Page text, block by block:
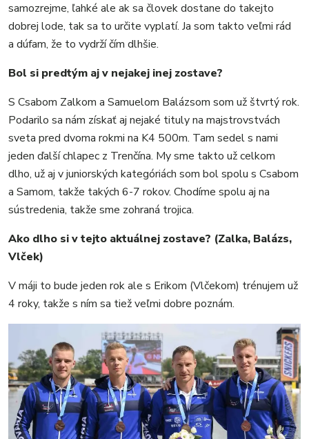
samozrejme, ľahké ale ak sa človek dostane do takejto
dobrej lode, tak sa to určite vyplatí. Ja som takto veľmi rád
a dúfam, že to vydrží čím dlhšie.
Bol si predtým aj v nejakej inej zostave?
S Csabom Zalkom a Samuelom Balázsom som už štvrtý rok.
Podarilo sa nám získať aj nejaké tituly na majstrovstvách
sveta pred dvoma rokmi na K4 500m. Tam sedel s nami
jeden ďalší chlapec z Trenčína. My sme takto už celkom
dlho, už aj v juniorských kategóriách som bol spolu s Csabom
a Samom, takže takých 6-7 rokov. Chodíme spolu aj na
sústredenia, takže sme zohraná trojica.
Ako dlho si v tejto aktuálnej zostave? (Zalka, Balázs,
Vlček)
V máji to bude jeden rok ale s Erikom (Vlčekom) trénujem už
4 roky, takže s ním sa tiež veľmi dobre poznám.